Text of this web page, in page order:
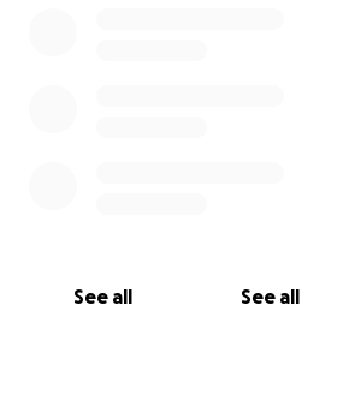
See all See all